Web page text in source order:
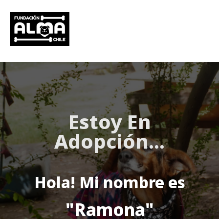
EstoyEn
Adopción...
Hola! Mi nombre es
"Ramona"